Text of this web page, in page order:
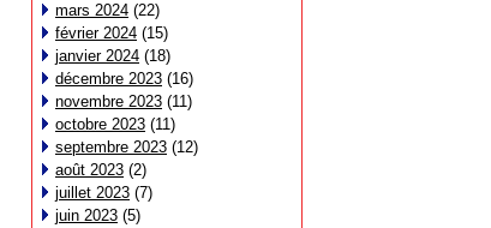
mars 2024 (22)
février 2024 (15)
janvier 2024 (18)
décembre 2023 (16)
novembre 2023 (11)
octobre 2023 (11)
septembre 2023 (12)
août 2023 (2)
juillet 2023 (7)
juin 2023 (5)